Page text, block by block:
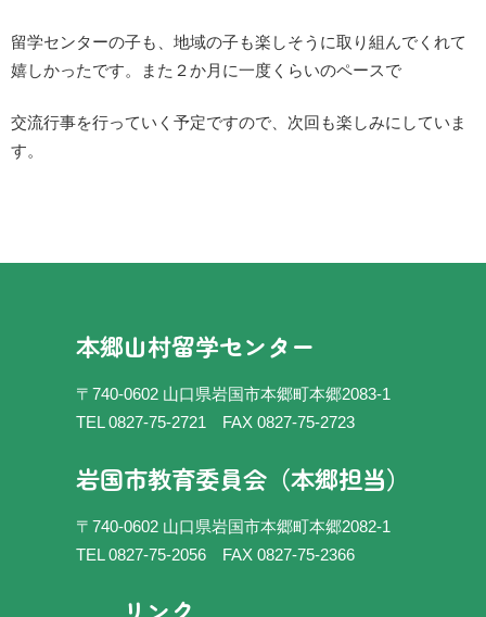
留学センターの子も、地域の子も楽しそうに取り組んでくれて
嬉しかったです。また２か月に一度くらいのペースで
交流行事を行っていく予定ですので、次回も楽しみにしていま
す。
本郷山村留学センター
〒740-0602 山口県岩国市本郷町本郷2083-1
TEL 0827-75-2721 FAX 0827-75-2723
岩国市教育委員会（本郷担当）
〒740-0602 山口県岩国市本郷町本郷2082-1
TEL 0827-75-2056 FAX 0827-75-2366